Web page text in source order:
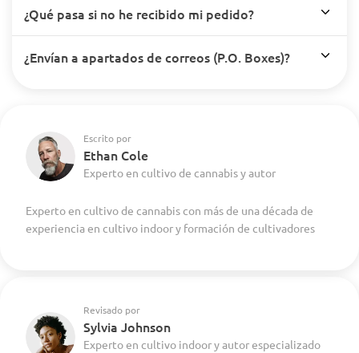
¿Qué pasa si no he recibido mi pedido?
¿Envían a apartados de correos (P.O. Boxes)?
Escrito por
Ethan Cole
Experto en cultivo de cannabis y autor
Experto en cultivo de cannabis con más de una década de
experiencia en cultivo indoor y formación de cultivadores
Revisado por
Sylvia Johnson
Experto en cultivo indoor y autor especializado